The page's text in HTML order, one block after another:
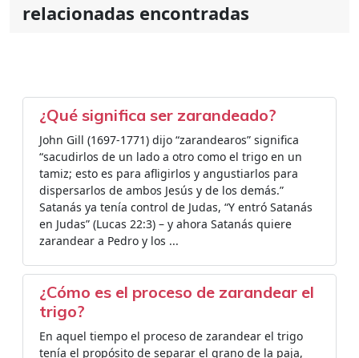
relacionadas encontradas
¿Qué significa ser zarandeado?
John Gill (1697-1771) dijo “zarandearos” significa
“sacudirlos de un lado a otro como el trigo en un
tamiz; esto es para afligirlos y angustiarlos para
dispersarlos de ambos Jesús y de los demás.”
Satanás ya tenía control de Judas, “Y entró Satanás
en Judas” (Lucas 22:3) – y ahora Satanás quiere
zarandear a Pedro y los ...
¿Cómo es el proceso de zarandear el
trigo?
En aquel tiempo el proceso de zarandear el trigo
tenía el propósito de separar el grano de la paja,